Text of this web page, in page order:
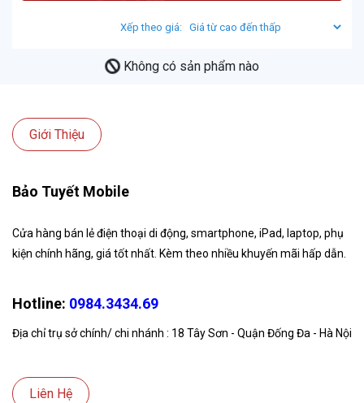
Xếp theo giá:
Không có sản phẩm nào
Giới Thiệu
Bảo Tuyết Mobile
Cửa hàng bán lẻ điện thoại di động, smartphone, iPad, laptop, phụ
kiện chính hãng, giá tốt nhất. Kèm theo nhiều khuyến mãi hấp dẫn.
Hotline: 0984.3434.69
Địa chỉ trụ sở chính/ chi nhánh : 18 Tây Sơn - Quận Đống Đa - Hà Nội
Liên Hệ